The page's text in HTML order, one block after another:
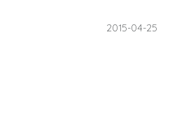
2015-04-25